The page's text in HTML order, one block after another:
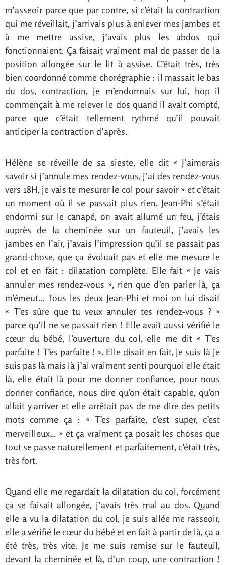
m’asseoir parce que par contre, si c’était la contraction
qui me réveillait, j’arrivais plus à enlever mes jambes et
à me mettre assise, j’avais plus les abdos qui
fonctionnaient. Ça faisait vraiment mal de passer de la
position allongée sur le lit à assise. C’était très, très
bien coordonné comme chorégraphie : il massait le bas
du dos, contraction, je m’endormais sur lui, hop il
commençait à me relever le dos quand il avait compté,
parce que c’était tellement rythmé qu’il pouvait
anticiper la contraction d’après.
Hélène se réveille de sa sieste, elle dit « J’aimerais
savoir si j’annule mes rendez-vous, j’ai des rendez-vous
vers 18H, je vais te mesurer le col pour savoir » et c’était
un moment où il se passait plus rien. Jean-Phi s’était
endormi sur le canapé, on avait allumé un feu, j’étais
auprès de la cheminée sur un fauteuil, j’avais les
jambes en l’air, j’avais l’impression qu’il se passait pas
grand-chose, que ça évoluait pas et elle me mesure le
col et en fait : dilatation complète. Elle fait « Je vais
annuler mes rendez-vous », rien que d’en parler là, ça
m’émeut… Tous les deux Jean-Phi et moi on lui disait
« T’es sûre que tu veux annuler tes rendez-vous ? »
parce qu’il ne se passait rien ! Elle avait aussi vérifié le
cœur du bébé, l’ouverture du col, elle me dit « T’es
parfaite ! T’es parfaite ! ». Elle disait en fait, je suis là je
suis pas là mais là j’ai vraiment senti pourquoi elle était
là, elle était là pour me donner confiance, pour nous
donner confiance, nous dire qu’on était capable, qu’on
allait y arriver et elle arrêtait pas de me dire des petits
mots comme ça : « T’es parfaite, c’est super, c’est
merveilleux… » et ça vraiment ça posait les choses que
tout se passe naturellement et parfaitement, c’était très,
très fort.
Quand elle me regardait la dilatation du col, forcément
ça se faisait allongée, j’avais très mal au dos. Quand
elle a vu la dilatation du col, je suis allée me rasseoir,
elle a vérifié le cœur du bébé et en fait à partir de là, ça a
été très, très vite. Je me suis remise sur le fauteuil,
devant la cheminée et là, d’un coup, une contraction !